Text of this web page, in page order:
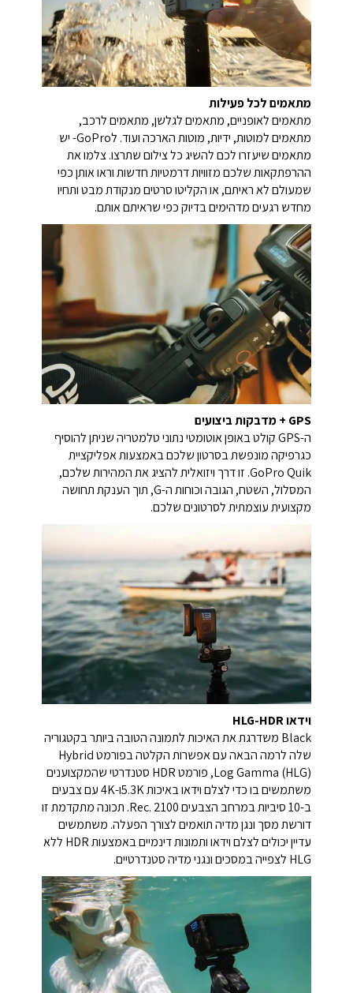
מתאמים לכל פעילות
מתאמים לאופניים, מתאמים לגלשן, מתאמים לרכב,
מתאמים למוטות, ידיות, מוטות הארכה ועוד. לGoPro- יש
מתאמים שיעזרו לכם להשיג כל צילום שתרצו. צלמו את
ההרפתקאות שלכם מזוויות דרמטיות חדשות וראו אותן כפי
שמעולם לא ראיתם, או הקליטו סרטים מנקודת מבט ותחיו
מחדש רגעים מדהימים בדיוק כפי שראיתם אותם.
GPS + מדבקות ביצועים
ה-GPS קולט באופן אוטומטי נתוני טלמטריה שניתן להוסיף
כגרפיקה מונפשת בסרטון שלכם באמצעות אפליקציית
GoPro Quik. זו דרך ויזואלית להציג את המהירות שלכם,
המסלול, השטח, הגובה וכוחות ה-G, תוך הענקת תחושה
מקצועית עוצמתית לסרטונים שלכם.
וידאו HLG-HDR
Black משדרגת את האיכות לתמונה הטובה ביותר בקטגוריה
שלה לרמה הבאה עם אפשרות הקלטה בפורמט Hybrid
Log Gamma (HLG), פורמט HDR סטנדרטי שהמקצוענים
משתמשים בו כדי לצלם וידאו באיכות 5.3Kו-4K עם צבעים
ב-10 סיביות במרחב הצבעים Rec. 2100. תכונה מתקדמת זו
דורשת מסך ונגן מדיה תואמים לצורך הפעלה. משתמשים
עדיין יכולים לצלם וידאו ותמונות דינמיים באמצעות HDR ללא
HLG לצפייה במסכים ונגני מדיה סטנדרטיים.